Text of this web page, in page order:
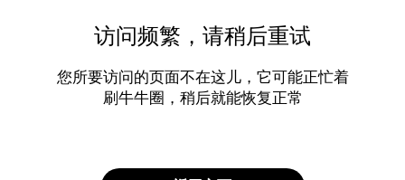
访问频繁，请稍后重试
您所要访问的页面不在这儿，它可能正忙着
刷牛牛圈，稍后就能恢复正常